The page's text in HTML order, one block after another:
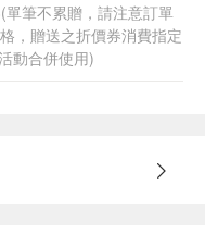
筆不累贈，請注意訂單
，贈送之折價券消費指定
動合併使用)